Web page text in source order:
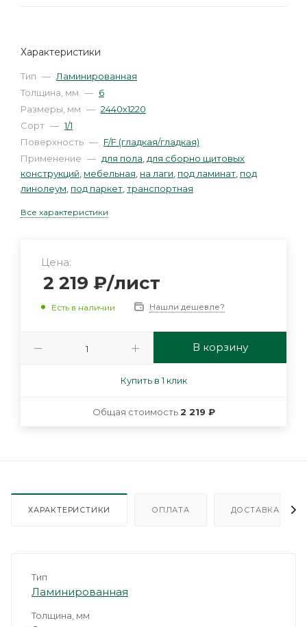
Характеристики
Тип — Ламинированная
Толщина, мм — 6
Размеры, мм — 2440х1220
Сорт — 1/1
Поверхность — F/F (гладкая/гладкая)
Применение — для пола для сборно щитовых
конструкций мебельная на лаги под ламинат под
линолеум под паркет транспортная
Все характеристики
Цена:
2 219 ₽/лист
Есть в наличии Нашли дешевле?
В корзину
Купить в 1 клик
Общая стоимость2 219 ₽
ХАРАКТЕРИСТИКИ ОПЛАТА ДОСТАВКА
Тип
Ламинированная
Толщина, мм